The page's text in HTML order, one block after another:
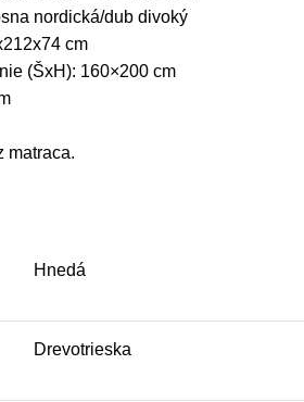
nordická/dub divoký
cm
(ŠxH): 160×200 cm
matraca.
Hnedá
Drevotrieska